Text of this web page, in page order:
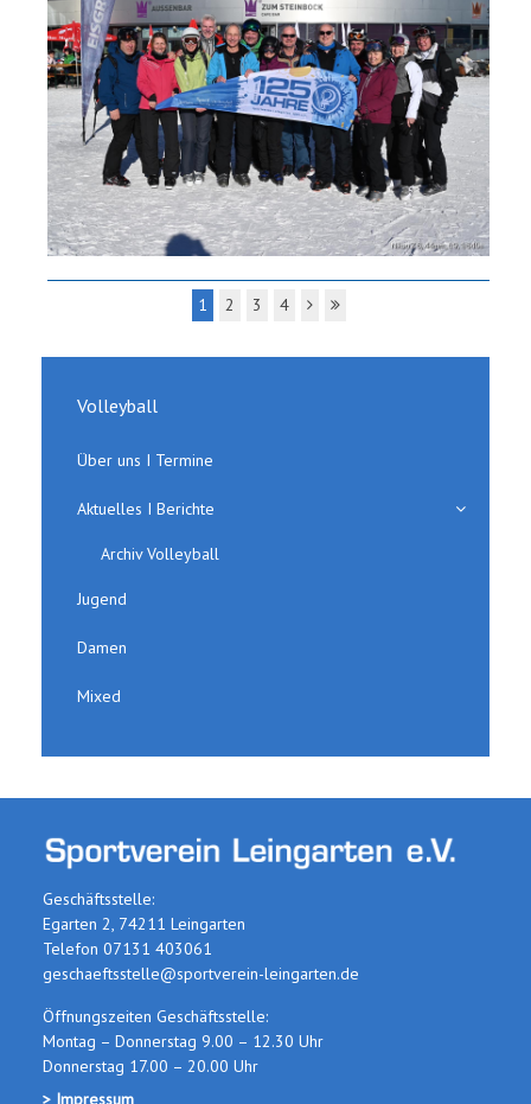
1 2 3 4
Volleyball
Über uns I Termine
Aktuelles I Berichte
Archiv Volleyball
Jugend
Damen
Mixed
Geschäftsstelle:
Egarten 2, 74211 Leingarten
Telefon 07131 403061
geschaeftsstelle@sportverein-leingarten.de
Öffnungszeiten Geschäftsstelle:
Montag – Donnerstag 9.00 – 12.30 Uhr
Donnerstag 17.00 – 20.00 Uhr
> Impressum